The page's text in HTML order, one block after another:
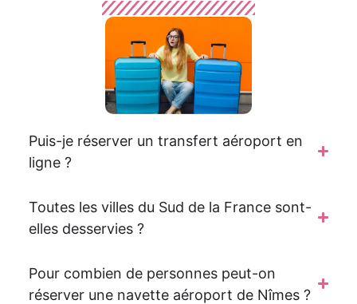
Puis-je réserver un transfert aéroport en
ligne ?
Toutes les villes du Sud de la France sont-
elles desservies ?
Pour combien de personnes peut-on
réserver une navette aéroport de Nîmes ?